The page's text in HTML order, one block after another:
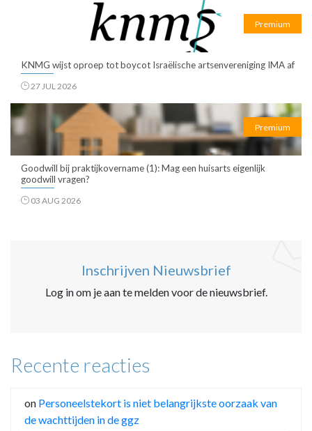
Premium
KNMG wijst oproep tot boycot Israëlische artsenvereniging IMA af
27 JUL 2026
Premium
Goodwill bij praktijkovername (1): Mag een huisarts eigenlijk
goodwill vragen?
03 AUG 2026
Inschrijven Nieuwsbrief
Log in om je aan te melden voor de nieuwsbrief.
Recente reacties
on Personeelstekort is niet belangrijkste oorzaak van
de wachttijden in de ggz